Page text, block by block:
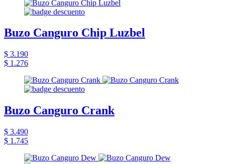
Buzo Canguro Chip Luzbel
$ 3.190
$ 1.276
Buzo Canguro Crank
$ 3.490
$ 1.745